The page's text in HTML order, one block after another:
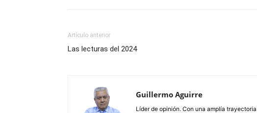
Artículo anterior
Las lecturas del 2024
Guillermo Aguirre
Líder de opinión. Con una amplía